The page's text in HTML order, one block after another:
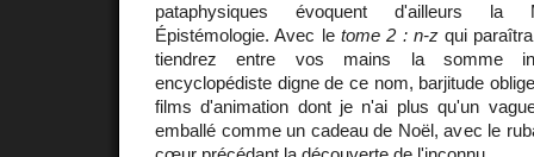
pataphysiques évoquent d'ailleurs la
Épistémologie. Avec le tome 2 : n-zqui
tiendrez entre vos mains la somme
encyclopédiste digne de ce nom, barjitude
films d'animation dont je n'ai plus qu'un
emballé comme un cadeau de Noël, avec le